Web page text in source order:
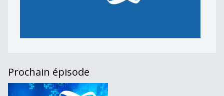
Prochain épisode
L&#039;Actu du 09.08.16 - 18h00